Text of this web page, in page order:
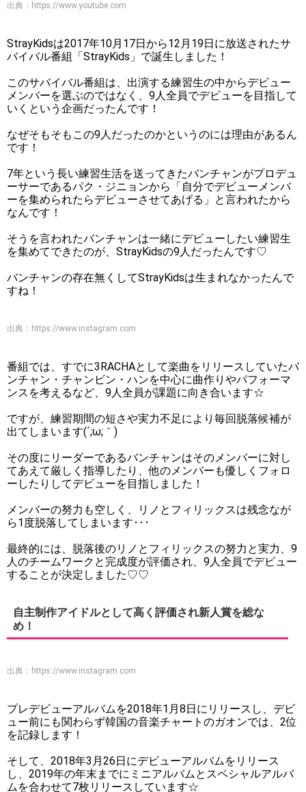
出典： https://www.youtube.com
StrayKidsは2017年10月17日から12月19日に放送されたサ
バイバル番組「StrayKids」で誕生しました！
このサバイバル番組は、出演する練習生の中からデビュー
メンバーを選ぶのではなく、9人全員でデビューを目指して
いくという企画だったんです！
なぜそもそもこの9人だったのかというのには理由があるん
です！
7年という長い練習生活を送ってきたバンチャンがプロデュ
ーサーであるパク・ジニョンから「自分でデビューメンバ
ーを集められたらデビューさせてあげる」と言われたから
なんです！
そうを言われたバンチャンは一緒にデビューしたい練習生
を集めてできたのが、StrayKidsの9人だったんです♡
バンチャンの存在無くしてStrayKidsは生まれなかったんで
すね！
出典： https://www.instagram.com
番組では、すでに3RACHAとして楽曲をリリースしていたバ
ンチャン・チャンビン・ハンを中心に曲作りやパフォーマ
ンスを考えるなど、9人全員が課題に向き合います☆
ですが、練習期間の短さや実力不足により毎回脱落候補が
出てしまいます(´;ω;｀)
その度にリーダーであるバンチャンはそのメンバーに対し
てあえて厳しく指導したり、他のメンバーも優しくフォロ
ーしたりしてデビューを目指しました！
メンバーの努力も空しく、リノとフィリックスは残念なが
ら1度脱落してしまいます･･･
最終的には、脱落後のリノとフィリックスの努力と実力、9
人のチームワークと完成度が評価され、9人全員でデビュー
することが決定しました♡♡
自主制作アイドルとして高く評価され新人賞を総な
め！
出典： https://www.instagram.com
プレデビューアルバムを2018年1月8日にリリースし、デビ
ュー前にも関わらず韓国の音楽チャートのガオンでは、2位
を記録します！
そして、2018年3月26日にデビューアルバムをリリース
し、2019年の年末までにミニアルバムとスペシャルアルバ
ムを合わせて7枚リリースしています☆